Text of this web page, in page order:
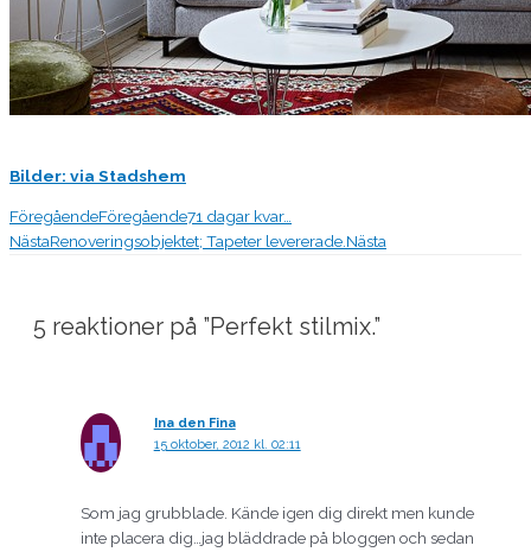
Bilder: via Stadshem
FöregåendeFöregående71 dagar kvar…
NästaRenoveringsobjektet; Tapeter levererade.Nästa
5 reaktioner på ”Perfekt stilmix.”
Ina den Fina
15 oktober, 2012 kl. 02:11
Som jag grubblade. Kände igen dig direkt men kunde
inte placera dig…jag bläddrade på bloggen och sedan